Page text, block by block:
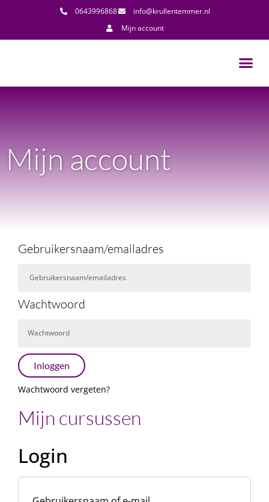
0643996868
info@krullentemmer.nl
Mijn account
Mijn account
Gebruikersnaam/emailadres
Wachtwoord
Inloggen
Wachtwoord vergeten?
Mijn cursussen
Login